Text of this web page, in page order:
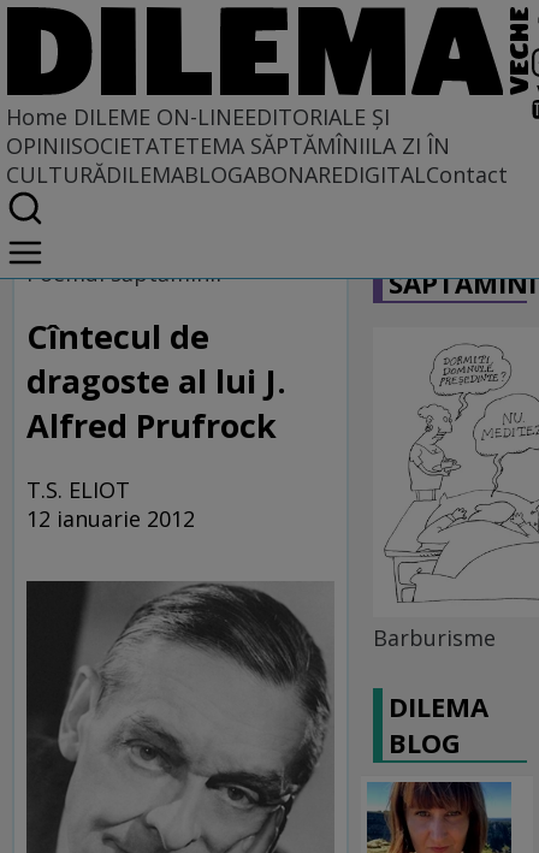
Home DILEME ON-LINEEDITORIALE ȘI
OPINIISOCIETATETEMA SĂPTĂMÎNIILA ZI ÎN
CULTURĂDILEMABLOGABONAREDIGITALContact
Home
Dileme on-line
Poemul săptămînii
Cîntecul de
dragoste al lui J.
Alfred Prufrock
T.S. ELIOT
12 ianuarie 2012
Barburisme
DILEMA
BLOG